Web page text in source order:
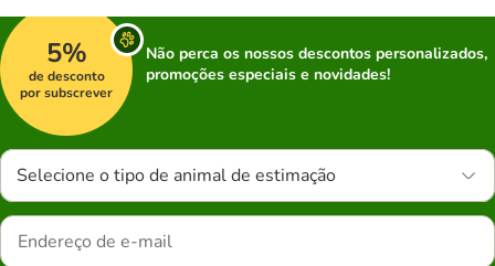
5%
de desconto
por subscrever
Não perca os nossos descontos personalizados,
promoções especiais e novidades!
Selecione o tipo de animal de estimação